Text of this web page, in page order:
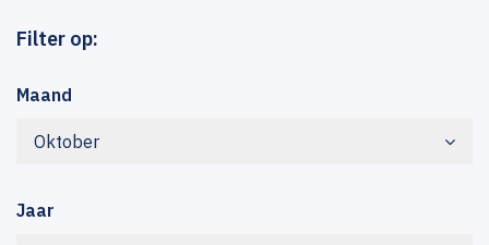
Filter op:
Maand
Oktober
Jaar